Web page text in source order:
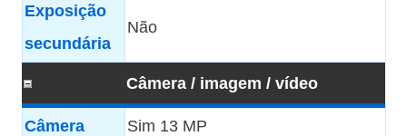
Exposição
secundária
Não
Câmera / imagem / vídeo
Câmera Sim 13 MP